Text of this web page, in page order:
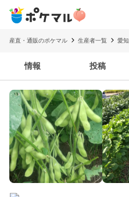
産直・通販のポケマル 生産者一覧 愛
情報 投稿